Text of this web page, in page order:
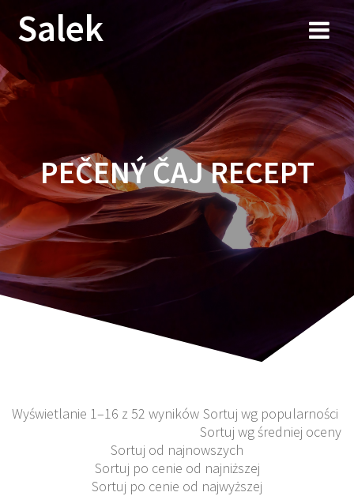
Przejdź
do
Salek
PEČENÝ ČAJ RECEPT
Wyświetlanie 1–16 z 52 wyników Sortuj wg popularności
Sortuj wg średniej oceny
Sortuj od najnowszych
Sortuj po cenie od najniższej
Sortuj po cenie od najwyższej